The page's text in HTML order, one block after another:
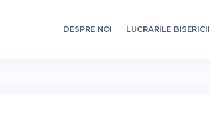
DESPRE NOI LUCRARILE BISERICII